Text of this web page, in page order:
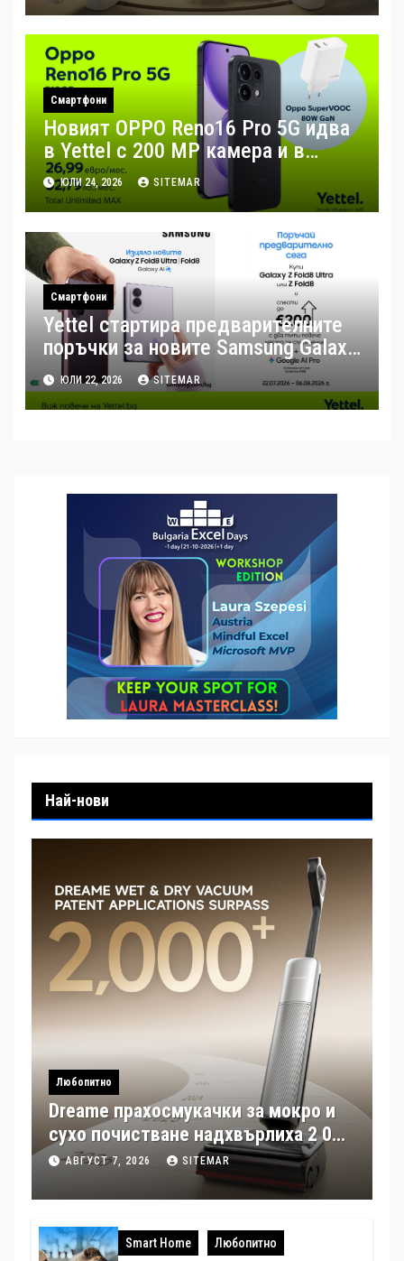
Смартфони
Новият OPPO Reno16 Pro 5G идва
в Yettel с 200 MP камера и в
комплект с 80W зарядно за бързо
зареждане
ЮЛИ 24, 2026 SITEMAR
Смартфони
Yettel стартира предварителните
поръчки за новите Samsung Galaxy
Z Flip8, Fold8 и Fold8 Ultra
ЮЛИ 22, 2026 SITEMAR
Най-нови
Любопитно
Dreame прахосмукачки за мокро и
сухо почистване надхвърлиха 2 000
патентни заявки в световен мащаб
АВГУСТ 7, 2026 SITEMAR
Smart Home Любопитно